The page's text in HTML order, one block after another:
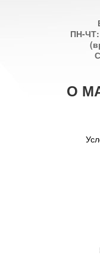
ПН-ЧТ:
О